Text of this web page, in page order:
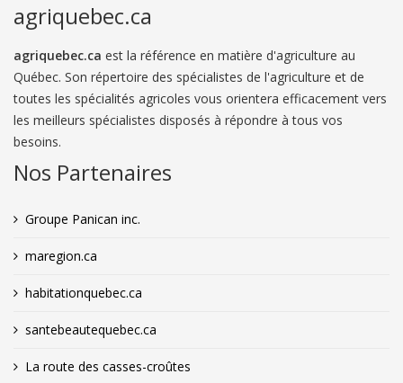
agriquebec.ca
agriquebec.ca est la référence en matière d'agriculture au
Québec. Son répertoire des spécialistes de l'agriculture et de
toutes les spécialités agricoles vous orientera efficacement vers
les meilleurs spécialistes disposés à répondre à tous vos
besoins.
Nos Partenaires
Groupe Panican inc.
maregion.ca
habitationquebec.ca
santebeautequebec.ca
La route des casses-croûtes